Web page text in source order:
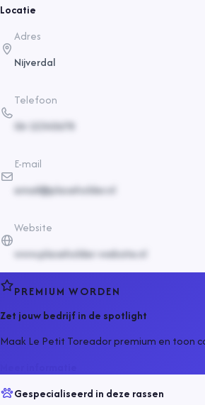
Locatie
Adres
Nijverdal
Telefoon
06-12345678
E-mail
email@placeholder.nl
Website
www.placeholder-website.nl
PREMIUM WORDEN
Zet jouw bedrijf in de spotlight
Maak Le Petit Toreador premium en toon
Gespecialiseerd in deze rassen